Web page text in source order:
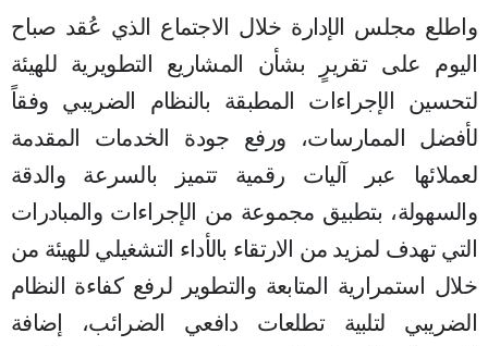
واطلع مجلس الإدارة خلال الاجتماع الذي عُقد صباح
اليوم على تقريرٍ بشأن المشاريع التطويرية للهيئة
لتحسين الإجراءات المطبقة بالنظام الضريبي وفقاً
لأفضل الممارسات، ورفع جودة الخدمات المقدمة
لعملائها عبر آليات رقمية تتميز بالسرعة والدقة
والسهولة، بتطبيق مجموعة من الإجراءات والمبادرات
التي تهدف لمزيد من الارتقاء بالأداء التشغيلي للهيئة من
خلال استمرارية المتابعة والتطوير لرفع كفاءة النظام
الضريبي لتلبية تطلعات دافعي الضرائب، إضافة